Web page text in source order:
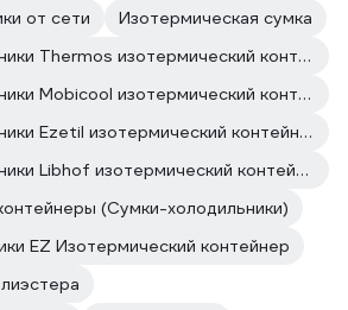
от сети
Изотермическая сумка
Сумки - холодильники Thermos изотермический контейнер
Сумки - холодильники Mobicool изотермический контейнер
Сумки - холодильники Ezetil изотермический контейнер
Сумки - холодильники Libhof изотермический контейнер
(Сумки-холодильники)
EZ Изотермический контейнер